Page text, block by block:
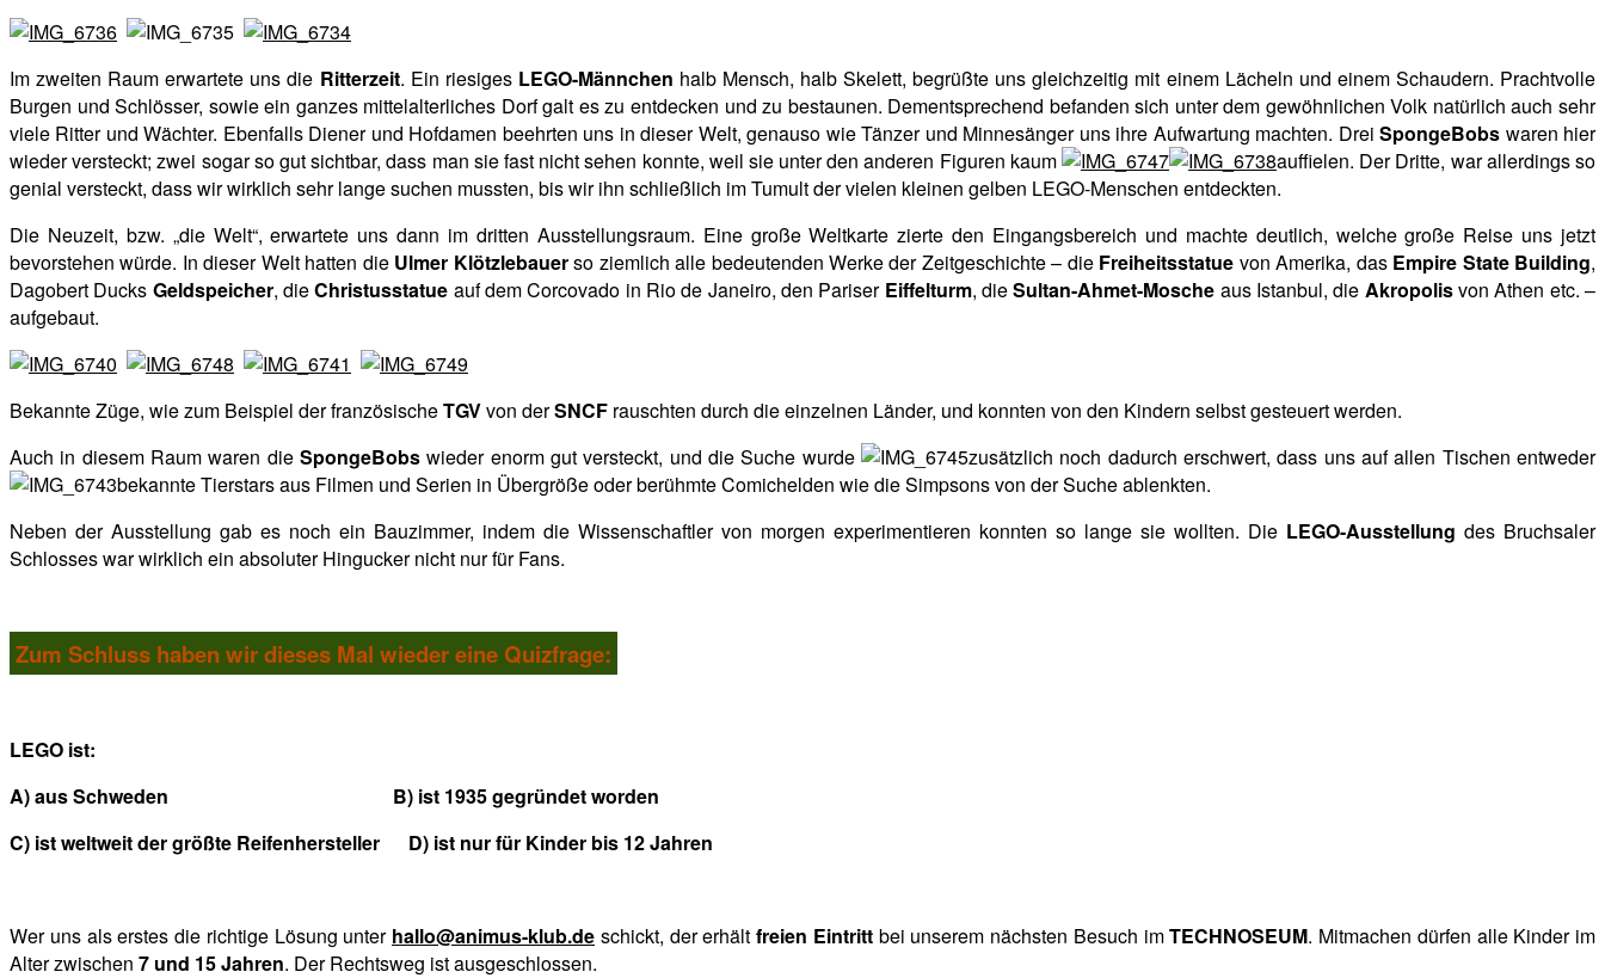
Im zweiten Raum erwartete uns die Ritterzeit. Ein riesiges LEGO-Männchen halb Mensch, halb Skelett, begrüßte uns gleichzeitig mit einem Lächeln und einem Schaudern. Prachtvolle
Burgen und Schlösser, sowie ein ganzes mittelalterliches Dorf galt es zu entdecken und zu bestaunen. Dementsprechend befanden sich unter dem gewöhnlichen Volk natürlich auch sehr
viele Ritter und Wächter. Ebenfalls Diener und Hofdamen beehrten uns in dieser Welt, genauso wie Tänzer und Minnesänger uns ihre Aufwartung machten. DreiSpongeBobs waren hier
wieder versteckt; zwei sogar so gut sichtbar, dass man sie fast nicht sehen konnte, weil sie unter den anderen Figuren kaum
auffielen. Der Dritte, war allerdings so
genial versteckt, dass wir wirklich sehr lange suchen mussten, bis wir ihn schließlich im Tumult der vielen kleinen gelben LEGO-Menschen entdeckten.
Die Neuzeit, bzw. „die Welt“, erwartete uns dann im dritten Ausstellungsraum. Eine große Weltkarte zierte den Eingangsbereich und machte deutlich, welche große Reise uns jetzt
bevorstehen würde. In dieser Welt hatten die Ulmer Klötzlebauerso ziemlich alle bedeutenden Werke der Zeitgeschichte – die Freiheitsstatue von Amerika, das Empire State Building,
Dagobert Ducks Geldspeicher, dieChristusstatue auf dem Corcovado in Rio de Janeiro, den Pariser Eiffelturm, dieSultan-Ahmet-Mosche aus Istanbul, die Akropolisvon Athen etc. –
aufgebaut.
Bekannte Züge, wie zum Beispiel der französischeTGVvon derSNCF rauschten durch die einzelnen Länder, und konnten von den Kindern selbst gesteuert werden.
Auch in diesem Raum waren die SpongeBobs wieder enorm gut versteckt, und die Suche wurde
zusätzlich noch dadurch erschwert, dass uns auf allen Tischen entweder
bekannte Tierstars aus Filmen und Serien in Übergröße oder berühmte Comichelden wie die Simpsons von der Suche ablenkten.
Neben der Ausstellung gab es noch ein Bauzimmer, indem die Wissenschaftler von morgen experimentieren konnten so lange sie wollten. Die LEGO-Ausstellung des Bruchsaler
Schlosses war wirklich ein absoluter Hingucker nicht nur für Fans.
Zum Schluss haben wir dieses Mal wieder eine Quizfrage:
LEGO ist:
A) aus Schweden B) ist 1935 gegründet worden
C) ist weltweit der größte Reifenhersteller D) ist nur für Kinder bis 12 Jahren
Wer uns als erstes die richtige Lösung unter hallo@animus-klub.de schickt, der erhält freien Eintrittbei unserem nächsten Besuch imTECHNOSEUM. Mitmachen dürfen alle Kinder im
Alter zwischen 7 und 15 Jahren. Der Rechtsweg ist ausgeschlossen.